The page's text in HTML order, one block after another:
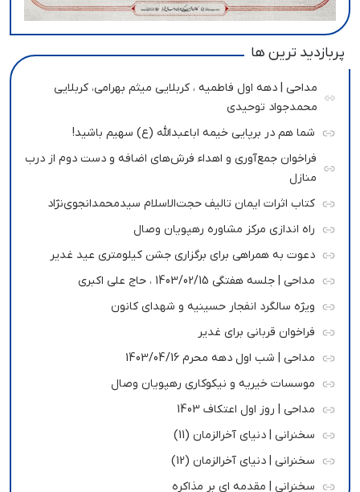
پربازدید ترین ها
مداحی | دهه اول فاطمیه ، کربلایی میثم بهرامی، کربلایی
محمدجواد توحیدی
شما هم در برپایی خیمه اباعبدالله (ع) سهیم باشید!
فراخوان جمع‌آوری و اهداء فرش‌های اضافه و دست دوم از درب
منازل
کتاب اثرات ایمان تالیف حجت‌الاسلام سیدمحمدانجوی‌نژاد
راه اندازی مرکز مشاوره رهپویان وصال
دعوت به همراهی برای برگزاری جشن کیلومتری عید غدیر
مداحی | جلسه هفتگی 1403/02/15 ، حاج علی اکبری
ویژه سالگرد انفجار حسینیه و شهدای کانون
فراخوان قربانی برای غدیر
مداحی | شب اول دهه محرم 1403/04/16
موسسات خیریه و نیکوکاری رهپویان وصال
مداحی | روز اول اعتکاف 1403
سخنرانی | دنیای آخرالزمان (11)
سخنرانی | دنیای آخرالزمان (12)
سخنرانی | مقدمه ای بر مذاکره